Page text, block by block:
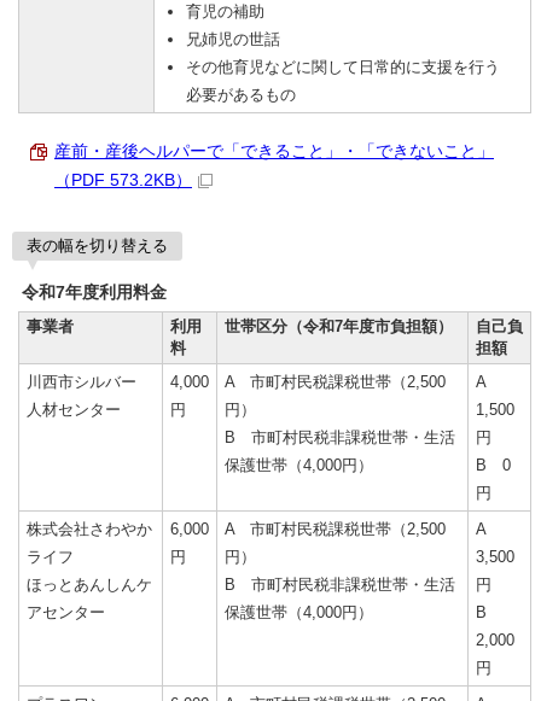
育児の補助
兄姉児の世話
その他育児などに関して日常的に支援を行う
必要があるもの
産前・産後ヘルパーで「できること」・「できないこと」
（PDF 573.2KB）
表の幅を切り替える
令和7年度利用料金
事業者
利用
料
世帯区分（令和7年度市負担額）
自己負
担額
川西市シルバー
人材センター
4,000
円
A 市町村民税課税世帯（2,500
円）
B 市町村民税非課税世帯・生活
保護世帯（4,000円）
A
1,500
円
B 0
円
株式会社さわやか
ライフ
ほっとあんしんケ
アセンター
6,000
円
A 市町村民税課税世帯（2,500
円）
B 市町村民税非課税世帯・生活
保護世帯（4,000円）
A
3,500
円
B
2,000
円